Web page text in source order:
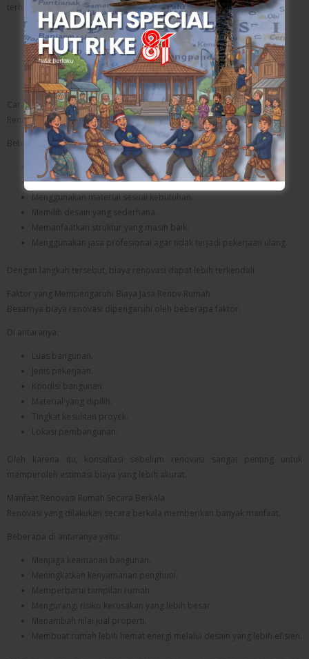
terhadap kualitas pekerjaan yang mereka lakukan.
Baca Juga:Renovasi Struktur Rumah: Langkah Penting
untuk Menjaga Keamanan Bangunan
Cara Menghemat Biaya Renovasi
Renovasi tetap dapat dilakukan secara efisien.
Beberapa cara yang dapat diterapkan yaitu:
Menentukan prioritas pekerjaan.
Membuat anggaran sejak awal.
Menggunakan material sesuai kebutuhan.
Memilih desain yang sederhana.
Memanfaatkan struktur yang masih baik.
Menggunakan jasa profesional agar tidak terjadi pekerjaan ulang.
Dengan langkah tersebut, biaya renovasi dapat lebih terkendali.
Faktor yang Mempengaruhi Biaya Jasa Renov Rumah
Besarnya biaya renovasi dipengaruhi oleh beberapa faktor.
Di antaranya:
Luas bangunan.
Jenis pekerjaan.
Kondisi bangunan.
Material yang dipilih.
Tingkat kesulitan proyek.
Lokasi pembangunan.
Oleh karena itu, konsultasi sebelum renovasi sangat penting untuk
memperoleh estimasi biaya yang lebih akurat.
Manfaat Renovasi Rumah Secara Berkala
Renovasi yang dilakukan secara berkala memberikan banyak manfaat.
Beberapa di antaranya yaitu:
Menjaga keamanan bangunan.
Meningkatkan kenyamanan penghuni.
Memperbarui tampilan rumah.
Mengurangi risiko kerusakan yang lebih besar.
Menambah nilai jual properti.
Membuat rumah lebih hemat energi melalui desain yang lebih efisien.